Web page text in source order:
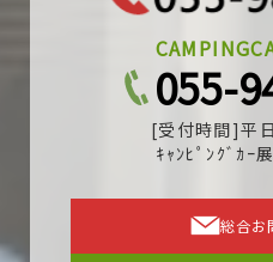
055-
[受付時間]平
ｷｬﾝﾋﾟﾝｸﾞｶｰ
総合お